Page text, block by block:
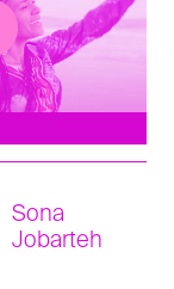
Sona
Jobarteh